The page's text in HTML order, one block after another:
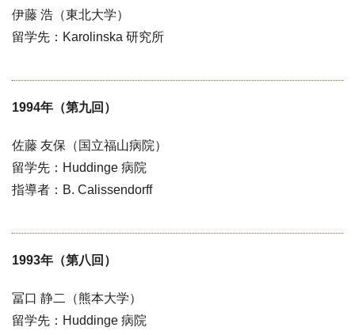
伊藤 浩（東北大学）
留学先：Karolinska 研究所
1994年（第九回）
佐藤 友保（国立福山病院）
留学先：Huddinge 病院
指導者：B. Calissendorff
1993年（第八回）
冨口 静二（熊本大学）
留学先：Huddinge 病院